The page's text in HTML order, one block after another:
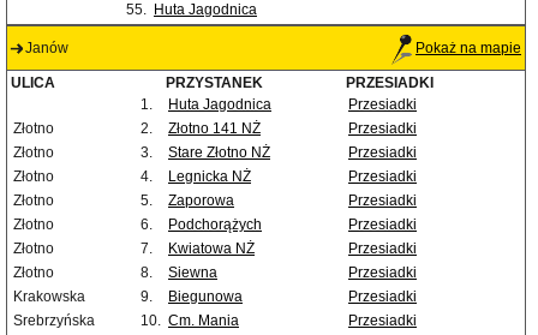
55. Huta Jagodnica
Janów Pokaż na mapie
ULICA PRZYSTANEK
PRZESIADKI
1.
Huta Jagodnica
Przesiadki
Złotno
2. Złotno 141 NŻ
Przesiadki
Złotno
3. Stare Złotno NŻ
Przesiadki
Złotno
4. Legnicka NŻ
Przesiadki
Złotno
5. Zaporowa
Przesiadki
Złotno
6. Podchorążych
Przesiadki
Złotno
7. Kwiatowa NŻ
Przesiadki
Złotno
8. Siewna
Przesiadki
Krakowska
9. Biegunowa
Przesiadki
Srebrzyńska
10. Cm. Mania
Przesiadki